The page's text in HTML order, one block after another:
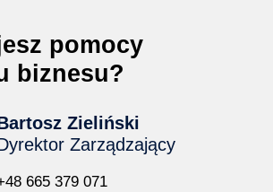
pomocy
biznesu?
Zieliński
Zarządzający
665 379 071